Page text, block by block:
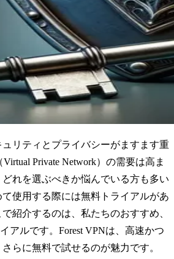
リティとプライバシーがますます重
Virtual Private Network）の需要は高ま
れを選ぶべきか悩んでいる方も多い
使用する際には無料トライアルがあ
紹介するのは、私たちのおすすめ、
アルです。Forest VPNは、高速かつ
らに無料で試せるのが魅力です。